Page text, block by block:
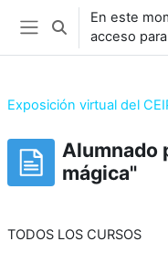
Salta al contenido principal
Panel lateral
Selector de
En este
acceso
Alumnado
mágica"
TODOS LOS CURSOS